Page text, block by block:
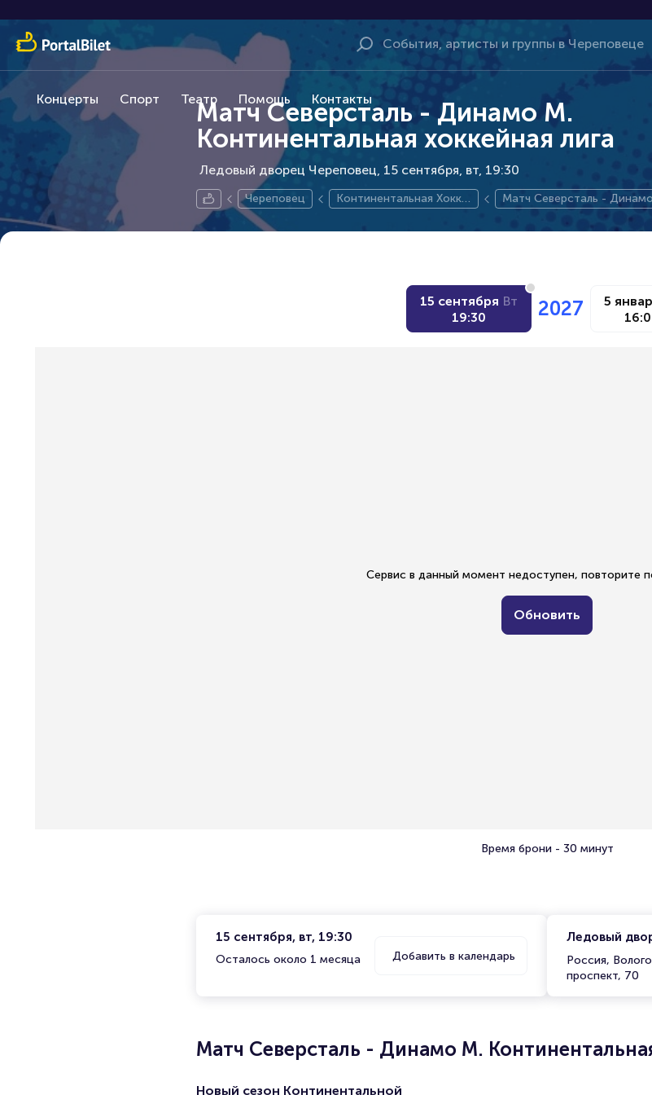
Концерты Спорт Театр Помощь Контакты
Матч Северсталь - Динамо М.
Континентальная хоккейная лига
Ледовый дворец Череповец, 15 сентября вт, 19:30
Череповец
Континентальная Хокке
Матч Северсталь -
15 сентября Вт
19:30 2027 5
Сервис в данный момент недоступен, повторите
Обновить
Время брони - 30 минут
15 сентября, вт, 19:30
Осталось около 1 месяца Добавить в календарь
Ледовый
Россия,
проспект, 70
Матч Северсталь - Динамо М.
Новый сезон Континентальной